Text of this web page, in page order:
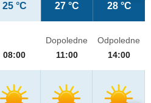
25 °C 27 °C 28 °C
08:00
Dopoledne
11:00
Odpoledne
14:00